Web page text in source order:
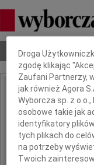
Nekrologi Odeszli
IMIĘ I NAZWISKO:
REGION:
DATA EMISJI:
Dbamy o Twoją
Droga
zgodę klikając
Zaufani Partnerzy,
jak również Agora
Wyborcza sp. z
osobowe takie jak
identyfikatory
tych plikach do
na potrzeby
Twoich